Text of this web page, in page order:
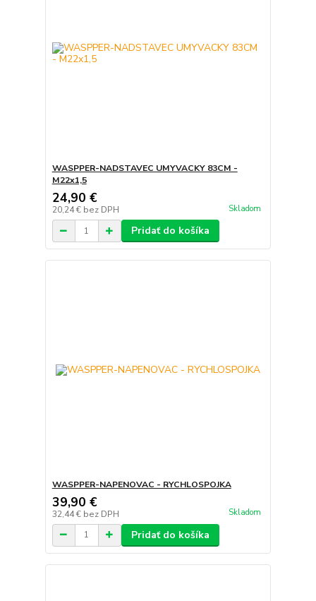
WASPPER-NADSTAVEC UMYVACKY 83CM -
M22x1,5
24,90 €
20,24 € bez DPH Skladom
Pridať do košíka
WASPPER-NAPENOVAC - RYCHLOSPOJKA
39,90 €
32,44 € bez DPH Skladom
Pridať do košíka